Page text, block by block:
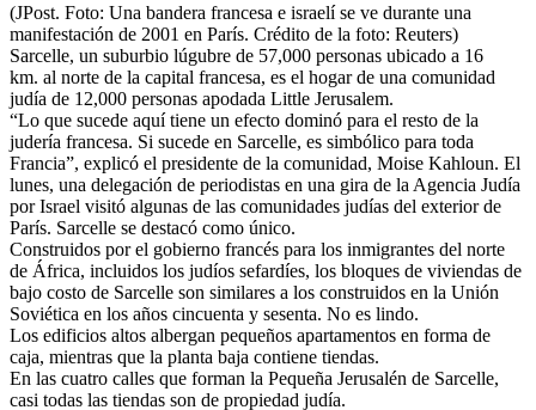
(JPost. Foto: Una bandera francesa e israelí se ve durante una
manifestación de 2001 en París. Crédito de la foto: Reuters)
Sarcelle, un suburbio lúgubre de 57,000 personas ubicado a 16
km. al norte de la capital francesa, es el hogar de una comunidad
judía de 12,000 personas apodada Little Jerusalem.
“Lo que sucede aquí tiene un efecto dominó para el resto de la
judería francesa. Si sucede en Sarcelle, es simbólico para toda
Francia”, explicó el presidente de la comunidad, Moise Kahloun. El
lunes, una delegación de periodistas en una gira de la Agencia Judía
por Israel visitó algunas de las comunidades judías del exterior de
París. Sarcelle se destacó como único.
Construidos por el gobierno francés para los inmigrantes del norte
de África, incluidos los judíos sefardíes, los bloques de viviendas de
bajo costo de Sarcelle son similares a los construidos en la Unión
Soviética en los años cincuenta y sesenta. No es lindo.
Los edificios altos albergan pequeños apartamentos en forma de
caja, mientras que la planta baja contiene tiendas.
En las cuatro calles que forman la Pequeña Jerusalén de Sarcelle,
casi todas las tiendas son de propiedad judía.